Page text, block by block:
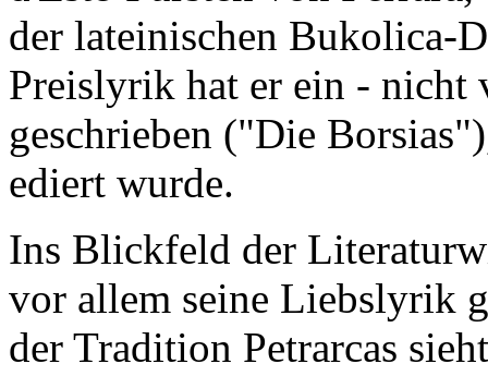
der lateinischen Bukolica-
Preislyrik hat er ein - nicht
geschrieben ("Die
ediert wurde.
Ins Blickfeld der
vor allem seine Liebslyrik
der Tradition Petrarcas